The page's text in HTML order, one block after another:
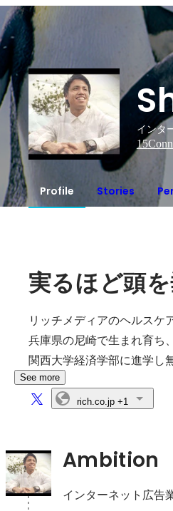
インタ
15
Profile Stories
実るほど頭
リッチメディアのヘルスケ
兵庫県の尼崎で生まれ育ち
関西大学経済学部に進学し
See more
rich.co.jp+1
Ambition
インターネット広告